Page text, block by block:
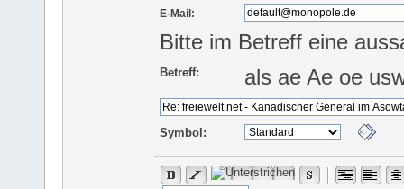
E-Mail:
Bitte im Betreff eine
als ae Ae oe
Betreff:
Symbol: